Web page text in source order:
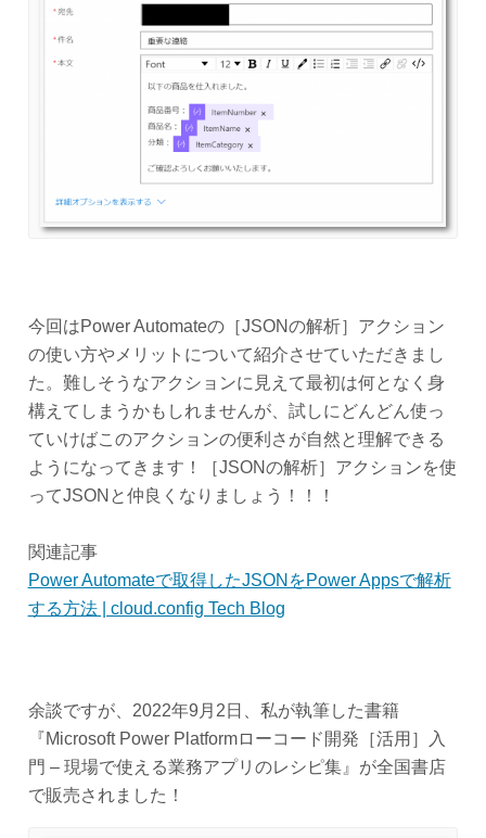
今回はPower Automateの［JSONの解析］アクション
の使い方やメリットについて紹介させていただきまし
た。難しそうなアクションに見えて最初は何となく身
構えてしまうかもしれませんが、試しにどんどん使っ
ていけばこのアクションの便利さが自然と理解できる
ようになってきます！［JSONの解析］アクションを使
ってJSONと仲良くなりましょう！！！
関連記事
Power Automateで取得したJSONをPower Appsで解析
する方法 | cloud.config Tech Blog
余談ですが、2022年9月2日、私が執筆した書籍
『Microsoft Power Platformローコード開発［活用］入
門 – 現場で使える業務アプリのレシピ集』が全国書店
で販売されました！